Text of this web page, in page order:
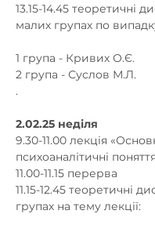
13.15-14.45 теоретичні
малих групах по
1 група - Кривих О.Є.
2 група - Суслов М.Л.
.
2.02.25 неділя
9.30-11.00 лекція
психоаналітичні
11.00-11.15 перерва
11.15-12.45 теоретичні
групах на тему лекції: